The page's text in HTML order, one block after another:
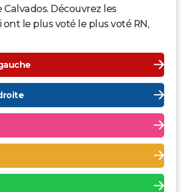
Découvrez les
le plus voté le plus voté RN,